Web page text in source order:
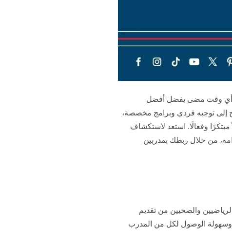
أي وقت مضى بفضل أفضل
إلى توجيه فردي وبرامج مخصصة،
وفعالًا. استعد لاستكشاف
من خلال ربطك بمدربين
والصحيين من تقديم
وسهولة الوصول لكل من المدرب